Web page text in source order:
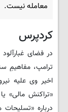
معامله نیست.
کردپرس
در فضای
ترامپ، مفاهیمِ
اخیر وی علیه
«تراکنش مالی»
درباره